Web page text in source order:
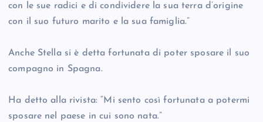
con le sue radici e di condividere la sua terra d’origine
con il suo futuro marito e la sua famiglia.”
Anche Stella si è detta fortunata di poter sposare il suo
compagno in Spagna.
Ha detto alla rivista: “Mi sento così fortunata a potermi
sposare nel paese in cui sono nata.”